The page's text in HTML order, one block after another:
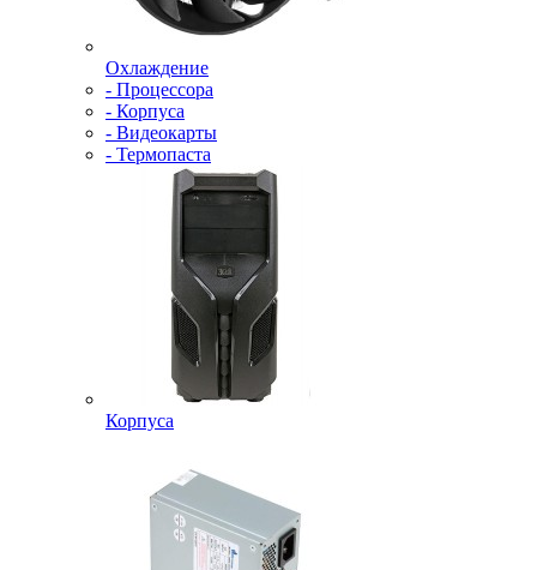
Охлаждение
- Процессора
- Корпуса
- Видеокарты
- Термопаста
Корпуса